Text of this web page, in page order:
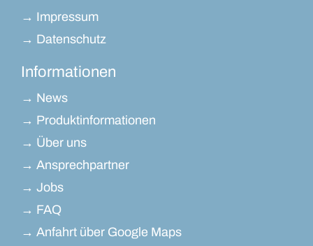
→ Impressum
→ Datenschutz
Informationen
→ News
→ Produktinformationen
→ Über uns
→ Ansprechpartner
→ Jobs
→ FAQ
→ Anfahrt über Google Maps